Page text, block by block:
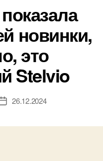
новинки,
это
Stelvio
Дата26.12.2024